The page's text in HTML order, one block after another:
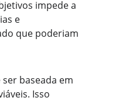
impede a
e
que poderiam
baseada em
Isso